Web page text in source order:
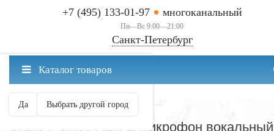
+7 (495) 133-01-97 многоканальный
Пн—Вс 9:00—21:00
Санкт-Петербург
Санкт-Петербург ваш город?
Да Выбрать другой город
Каталог товаров
МИКРОФОНЫ
Shure PGA58-XLR-E микрофон вокальный